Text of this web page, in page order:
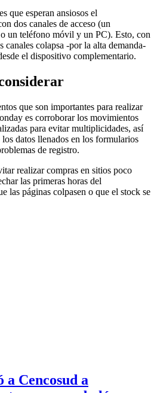
que esperan ansiosos el
dos canales de acceso (un
un teléfono móvil y un PC). Esto, con
canales colapsa -por la alta demanda-
el dispositivo complementario.
que son importantes para realizar
es corroborar los movimientos
para evitar multiplicidades, así
datos llenados en los formularios
de registro.
realizar compras en sitios poco
las primeras horas del
las páginas colpasen o que el stock se
a Cencosud a